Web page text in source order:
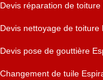
Devis réparation de
Devis nettoyage de toiture
Devis pose de gouttière
Changement de tuile